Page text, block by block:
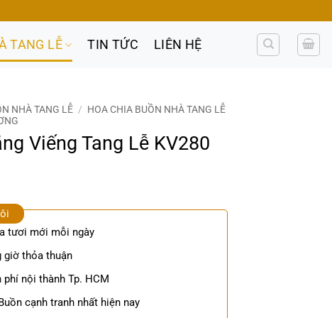
TANG LỄ TIN TỨC LIÊN HỆ
NHÀ TANG LỄ / HOA CHIA BUỒN NHÀ TANG LỄ
Viếng Tang Lễ KV280
tươi mới mỗi ngày
giờ thỏa thuận
nội thành Tp. HCM
cạnh tranh nhất hiện nay